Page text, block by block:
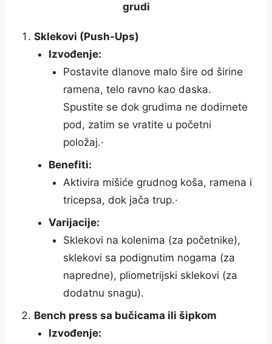
grudi
Sklekovi (Push-Ups)
Izvođenje:
Postavite dlanove malo šire od širine
ramena, telo ravno kao daska.
Spustite se dok grudima ne dodirnete
pod, zatim se vratite u početni
položaj.·
Benefiti:
Aktivira mišiće grudnog koša, ramena i
tricepsa, dok jača trup.·
Varijacije:
Sklekovi na kolenima (za početnike),
sklekovi sa podignutim nogama (za
napredne), pliometrijski sklekovi (za
dodatnu snagu).
Bench press sa bučicama ili šipkom
Izvođenje: